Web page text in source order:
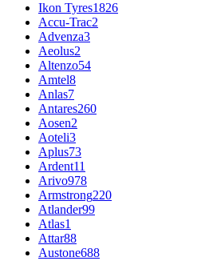
Ikon Tyres1826
Accu-Trac2
Advenza3
Aeolus2
Altenzo54
Amtel8
Anlas7
Antares260
Aosen2
Aoteli3
Aplus73
Ardent11
Arivo978
Armstrong220
Atlander99
Atlas1
Attar88
Austone688